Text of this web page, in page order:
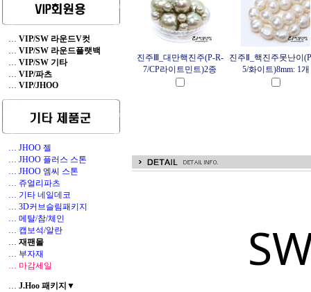
… VIP/SW 라운드V컷
… VIP/SW 라운드플랫백
… VIP/SW 기타
… VIP/파츠
… VIP/JHOO
… JHOO 젤
… JHOO 플러스 스톤
… JHOO 엠씨 스톤
… 쥬얼리파츠
… 기타 네일데코
… 3D커브슬림패키지
… 메탈/참/체인
… 캡보석/알란
… 재팬몰
… 부자재
… 마감세일
… J.Hoo 패키지▼
진주Ⅲ_대만핵진주(P-R-
7/CP라이트민트)2종
진주Ⅱ_핵진주못난이
5/화이트)8mm: 1개